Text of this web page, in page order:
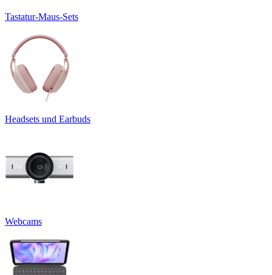
Tastatur-Maus-Sets
Headsets und Earbuds
Webcams